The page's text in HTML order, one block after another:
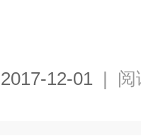
2017-12-01 | 阅